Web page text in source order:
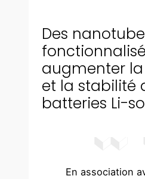
Des
augmenter
et la stabilité
batteries Li-
En association